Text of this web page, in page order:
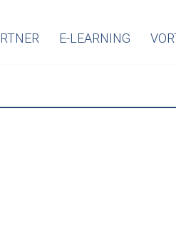
E-LEARNING